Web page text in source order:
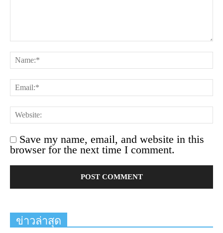
Save my name, email, and website in this
browser for the next time I comment.
ข่าวล่าสุด